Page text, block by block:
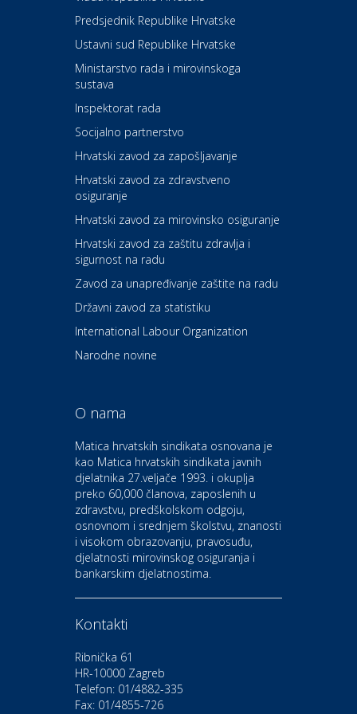
Kazalište Kerempuh
Kultura i edukacija
Kazalište ZKM
Auto-moto i tehnika
Zdravlje i osiguranje
Povoljnosti
Dental Sudar
Dom i dizajn
Euro-vrt – kosilice, motorne
Odmor
Bistrica
Auto-moto i tehnika
CIAK Auto d.o.o.
Kultura i edukacija
Kazalište Gavella
Moda i ljepota
Gastro
Hotel Bunčić Vrbovec
Predsjednik Republike Hrvatske
Ustavni sud Republike Hrvatske
Ministarstvo rada i mirovinskoga
sustava
Inspektorat rada
Socijalno partnerstvo
Hrvatski zavod za zapošljavanje
Hrvatski zavod za zdravstveno
osiguranje
Hrvatski zavod za mirovinsko osiguranje
Hrvatski zavod za zaštitu zdravlja i
sigurnost na radu
Zavod za unapređivanje zaštite na radu
Državni zavod za statistiku
International Labour Organization
Narodne novine
O nama
Matica hrvatskih sindikata osnovana je
kao Matica hrvatskih sindikata javnih
djelatnika 27.veljače 1993. i okuplja
preko 60,000 članova, zaposlenih u
zdravstvu, predškolskom odgoju,
osnovnom i srednjem školstvu, znanosti
i visokom obrazovanju, pravosuđu,
djelatnosti mirovinskog osiguranja i
bankarskim djelatnostima.
Kontakti
Ribnička 61
HR-10000 Zagreb
Telefon: 01/4882-335
Fax: 01/4855-726